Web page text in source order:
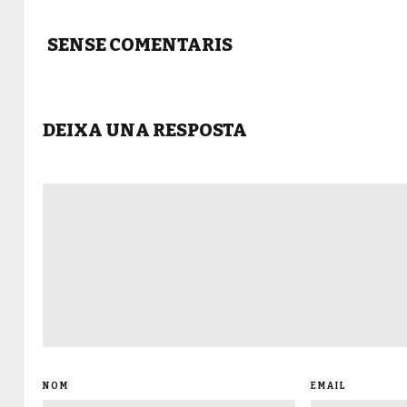
SENSE COMENTARIS
DEIXA UNA RESPOSTA
NOM EMAIL